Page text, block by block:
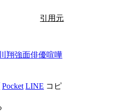
引用元
翔強面俳優喧嘩
Pocket LINE コピ